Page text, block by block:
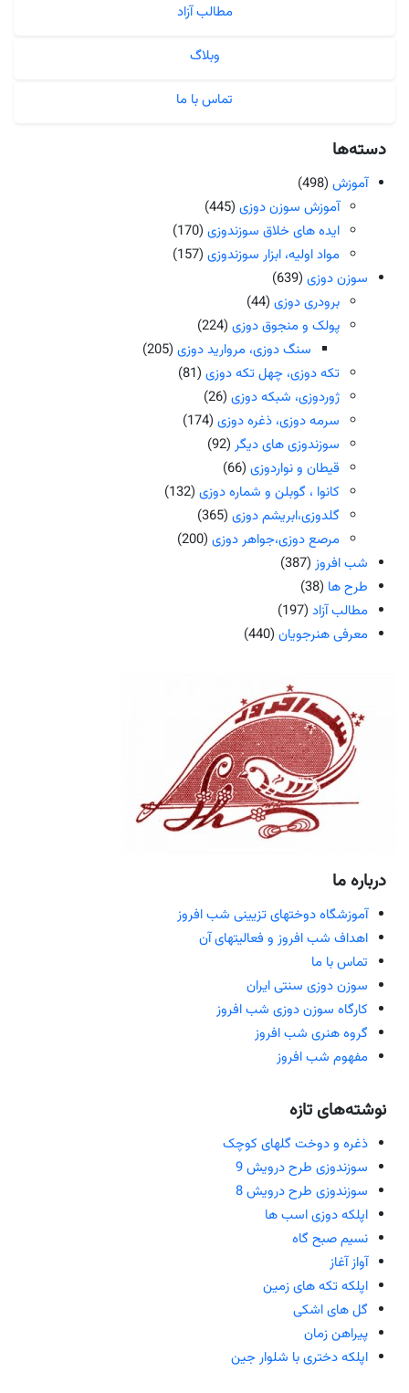
مطالب آزاد
وبلاگ
تماس با ما
دسته‌ها
آموزش (498)
آموزش سوزن دوزی (445)
ایده های خلاق سوزندوزی (170)
مواد اولیه، ابزار سوزندوزی (157)
سوزن دوزی (639)
برودری دوزی (44)
پولک و منجوق دوزی (224)
سنگ دوزی، مروارید دوزی(205)
تکه دوزی، چهل تکه دوزی (81)
ژوردوزی، شبکه دوزی (26)
سرمه دوزی، ذغره دوزی (174)
سوزندوزی های دیگر (92)
قیطان و نواردوزی (66)
کانوا ، گوبلن و شماره دوزی (132)
گلدوزی،ابریشم دوزی (365)
مرصع دوزی،جواهر دوزی (200)
شب افروز (387)
طرح ها (38)
مطالب آزاد (197)
معرفی هنرجویان (440)
درباره ما
آموزشگاه دوختهای تزیینی شب افروز
اهداف شب افروز و فعالیتهای آن
تماس با ما
سوزن دوزی سنتی ایران
کارگاه سوزن دوزی شب افروز
گروه هنری شب افروز
مفهوم شب افروز
نوشته‌های تازه
ذغره و دوخت گلهای کوچک
سوزندوزی طرح درویش 9
سوزندوزی طرح درویش 8
اپلکه دوزی اسب ها
نسیم صبح گاه
آواز آغاز
اپلکه تکه های زمین
گل های اشکی
پیراهن زمان
اپلکه دختری با شلوار جین